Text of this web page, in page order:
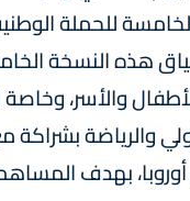
للحملة
هذه النسخة
بهدف